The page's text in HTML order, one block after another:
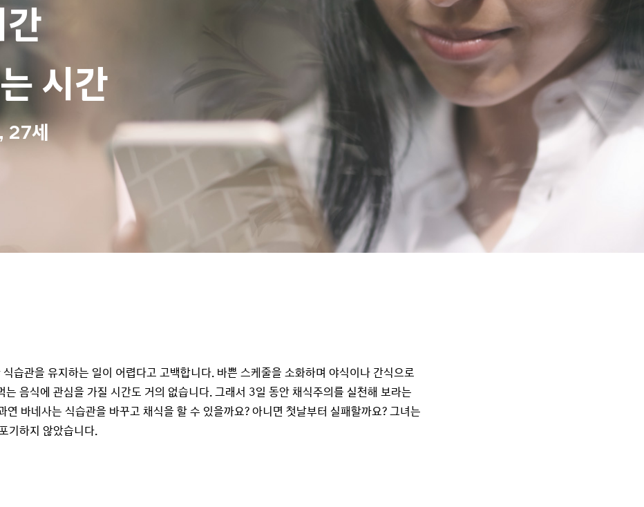
시간
27세
습관을 유지하는 일이 어렵다고 고백합니다. 바쁜 스케줄을 소화하며 야식이나 간식으로
음식에 관심을 가질 시간도 거의 없습니다. 그래서 3일 동안 채식주의를 실천해 보라는
바네사는 식습관을 바꾸고 채식을 할 수 있을까요? 아니면 첫날부터 실패할까요? 그녀는
기하지 않았습니다.